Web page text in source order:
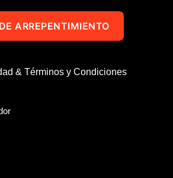
ARREPENTIMIENTO
& Términos y Condiciones